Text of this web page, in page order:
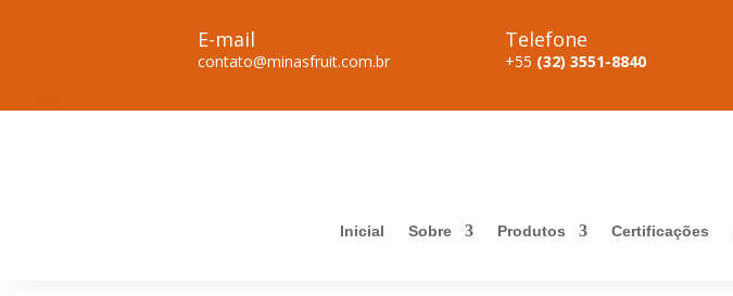
E-mail
contato@minasfruit.com.br
Telefone
+55 (32) 3551-8840
Inicial Sobre Produtos Certificações